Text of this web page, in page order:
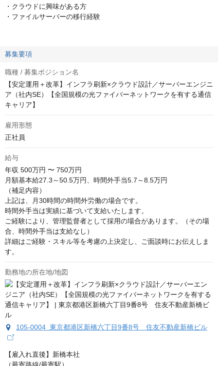
・クラウドに興味がある方
・ファイルサーバーの移行経験
募集要項
職種 / 募集ポジション名
【安定運用＋改革】インフラ刷新×クラウド設計／サーバーエンジニ
ア（社内SE）【全国規模の光ファイバーネットワークを有する通信
キャリア】
雇用形態
正社員
給与
年収 500万円 〜 750万円
月額基本給27.3～50.5万円、時間外手当5.7～8.5万円
（補足内容）
上記は、月30時間の時間外労働の場合です。
時間外手当は実績に基づいて支給いたします。
ご経験により、管理監督者として採用の場合があります。（その場
合、時間外手当は支給なし）
詳細はご経験・スキル等を考慮の上決定し、ご面談時にお伝えしま
す。
勤務地の所在地/地図
105-0004 東京都港区新橋六丁目9番8号 住友不動産新橋ビル
【雇入れ直後】新橋本社